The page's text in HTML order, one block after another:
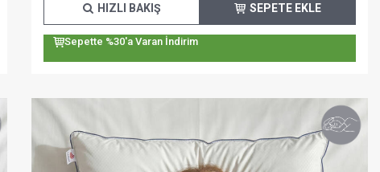
SEPETE EKLE
HIZLI BAKIŞ
Sepette %30'a Varan İndirim